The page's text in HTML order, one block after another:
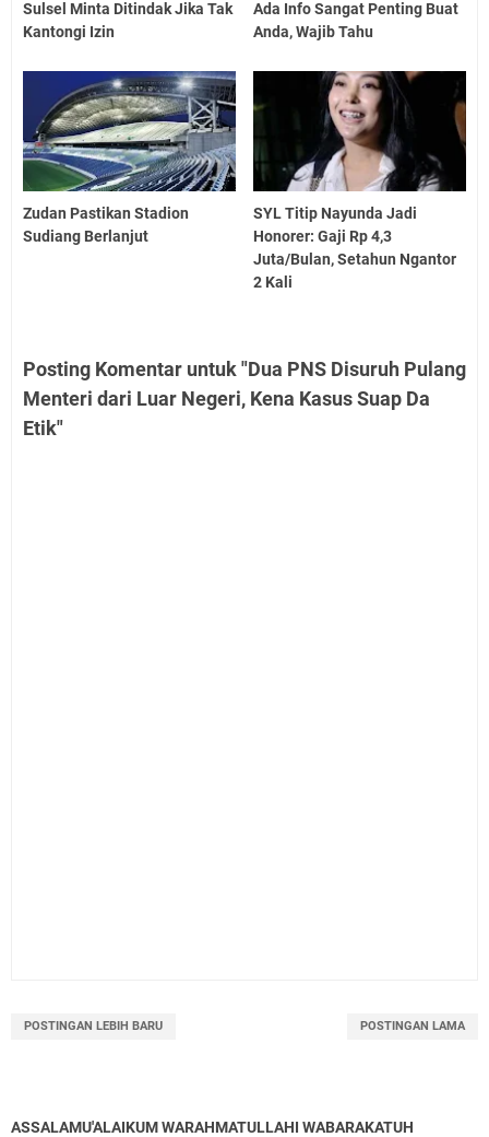
Sulsel Minta Ditindak Jika Tak
Kantongi Izin
Ada Info Sangat Penting Buat
Anda, Wajib Tahu
Zudan Pastikan Stadion
Sudiang Berlanjut
SYL Titip Nayunda Jadi
Honorer: Gaji Rp 4,3
Juta/Bulan, Setahun Ngantor
2 Kali
Posting Komentar untuk "Dua PNS Disuruh Pulang
Menteri dari Luar Negeri, Kena Kasus Suap Da
Etik"
POSTINGAN LEBIH BARU POSTINGAN LAMA
ASSALAMU'ALAIKUM WARAHMATULLAHI WABARAKATUH